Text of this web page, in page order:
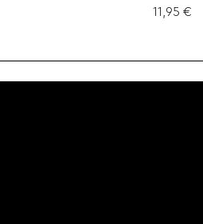
11,95 €